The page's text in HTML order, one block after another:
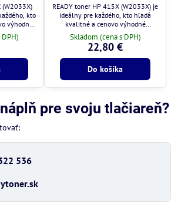
(W2033X)
kto
výhodné
READY toner HP 415X (W2033X) je
ideálny pre každého, kto hľadá
kvalitné a cenovo výhodné
riešenie.
Skladom (cena s DPH)
22,80 €
Do košíka
pre svoju tlačiareň?
536